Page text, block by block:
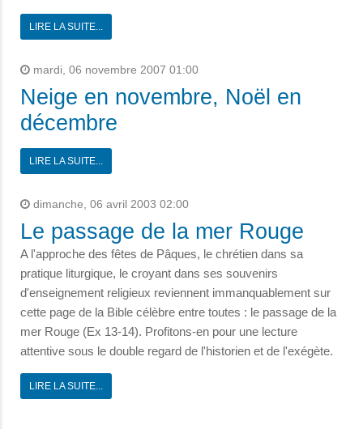
LIRE LA SUITE...
mardi, 06 novembre 2007 01:00
Neige en novembre, Noël en
décembre
LIRE LA SUITE...
dimanche, 06 avril 2003 02:00
Le passage de la mer Rouge
A l'approche des fêtes de Pâques, le chrétien dans sa
pratique liturgique, le croyant dans ses souvenirs
d'enseignement religieux reviennent immanquablement sur
cette page de la Bible célèbre entre toutes : le passage de la
mer Rouge (Ex 13-14). Profitons-en pour une lecture
attentive sous le double regard de l'historien et de l'exégète.
LIRE LA SUITE...